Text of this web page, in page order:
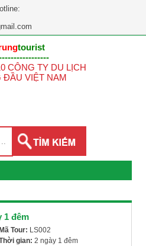
tourist
CÔNG TY DU LỊCH
ĐẦU VIỆT NAM
1 đêm
Mã Tour: LS002
gian: 2 ngày 1 đêm